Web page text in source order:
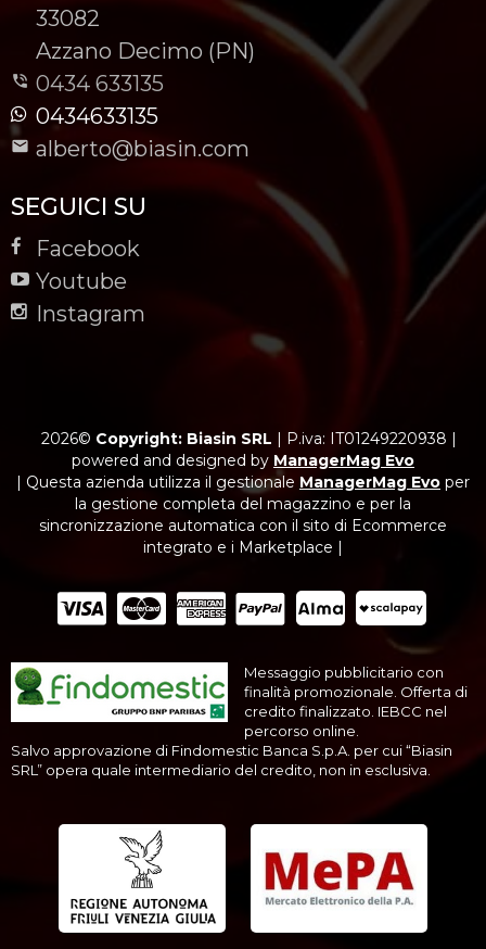
-
33082
-
Azzano Decimo (PN)
0434 633135
0434633135
alberto@biasin.com
SEGUICI SU
Facebook
Youtube
Instagram
2026© Copyright: Biasin SRL | P.iva: IT01249220938 |
powered and designed by ManagerMag Evo
| Questa azienda utilizza il gestionale ManagerMag Evo per
la gestione completa del magazzino e per la
sincronizzazione automatica con il sito di Ecommerce
integrato e i Marketplace |
Messaggio pubblicitario con
finalità promozionale. Offerta di
credito finalizzato. IEBCC nel
percorso online.
Salvo approvazione di Findomestic Banca S.p.A. per cui “Biasin
SRL” opera quale intermediario del credito, non in esclusiva.